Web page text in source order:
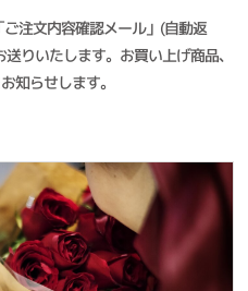
注文内容確認メール」(自動返
りいたします。お買い上げ商品、
知らせします。